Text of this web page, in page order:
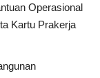
Operasional
Kartu Prakerja